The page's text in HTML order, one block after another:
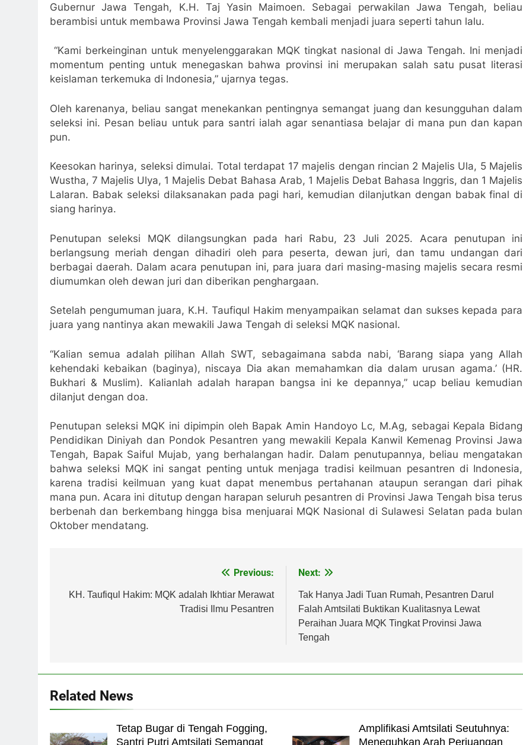
Gubernur Jawa Tengah, K.H. Taj Yasin Maimoen. Sebagai perwakilan Jawa Tengah, beliau
berambisi untuk membawa Provinsi Jawa Tengah kembali menjadi juara seperti tahun lalu.
“Kami berkeinginan untuk menyelenggarakan MQK tingkat nasional di Jawa Tengah. Ini menjadi
momentum penting untuk menegaskan bahwa provinsi ini merupakan salah satu pusat literasi
keislaman terkemuka di Indonesia,” ujarnya tegas.
Oleh karenanya, beliau sangat menekankan pentingnya semangat juang dan kesungguhan dalam
seleksi ini. Pesan beliau untuk para santri ialah agar senantiasa belajar di mana pun dan kapan
pun.
Keesokan harinya, seleksi dimulai. Total terdapat 17 majelis dengan rincian 2 Majelis Ula, 5 Majelis
Wustha, 7 Majelis Ulya, 1 Majelis Debat Bahasa Arab, 1 Majelis Debat Bahasa Inggris, dan 1 Majelis
Lalaran. Babak seleksi dilaksanakan pada pagi hari, kemudian dilanjutkan dengan babak final di
siang harinya.
Penutupan seleksi MQK dilangsungkan pada hari Rabu, 23 Juli 2025. Acara penutupan ini
berlangsung meriah dengan dihadiri oleh para peserta, dewan juri, dan tamu undangan dari
berbagai daerah. Dalam acara penutupan ini, para juara dari masing-masing majelis secara resmi
diumumkan oleh dewan juri dan diberikan penghargaan.
Setelah pengumuman juara, K.H. Taufiqul Hakim menyampaikan selamat dan sukses kepada para
juara yang nantinya akan mewakili Jawa Tengah di seleksi MQK nasional.
“Kalian semua adalah pilihan Allah SWT, sebagaimana sabda nabi, ‘Barang siapa yang Allah
kehendaki kebaikan (baginya), niscaya Dia akan memahamkan dia dalam urusan agama.’ (HR.
Bukhari & Muslim). Kalianlah adalah harapan bangsa ini ke depannya,” ucap beliau kemudian
dilanjut dengan doa.
Penutupan seleksi MQK ini dipimpin oleh Bapak Amin Handoyo Lc, M.Ag, sebagai Kepala Bidang
Pendidikan Diniyah dan Pondok Pesantren yang mewakili Kepala Kanwil Kemenag Provinsi Jawa
Tengah, Bapak Saiful Mujab, yang berhalangan hadir. Dalam penutupannya, beliau mengatakan
bahwa seleksi MQK ini sangat penting untuk menjaga tradisi keilmuan pesantren di Indonesia,
karena tradisi keilmuan yang kuat dapat menembus pertahanan ataupun serangan dari pihak
mana pun. Acara ini ditutup dengan harapan seluruh pesantren di Provinsi Jawa Tengah bisa terus
berbenah dan berkembang hingga bisa menjuarai MQK Nasional di Sulawesi Selatan pada bulan
Oktober mendatang.
pos
Previous:
KH. Taufiqul Hakim: MQK adalah Ikhtiar Merawat
Tradisi Ilmu Pesantren
Next:
Tak Hanya Jadi Tuan Rumah, Pesantren Darul
Falah Amtsilati Buktikan Kualitasnya Lewat
Peraihan Juara MQK Tingkat Provinsi Jawa
Tengah
Related News
Tetap Bugar di Tengah Fogging,
Santri Putri Amtsilati Semangat
Amplifikasi Amtsilati Seutuhnya:
Meneguhkan Arah Perjuangan